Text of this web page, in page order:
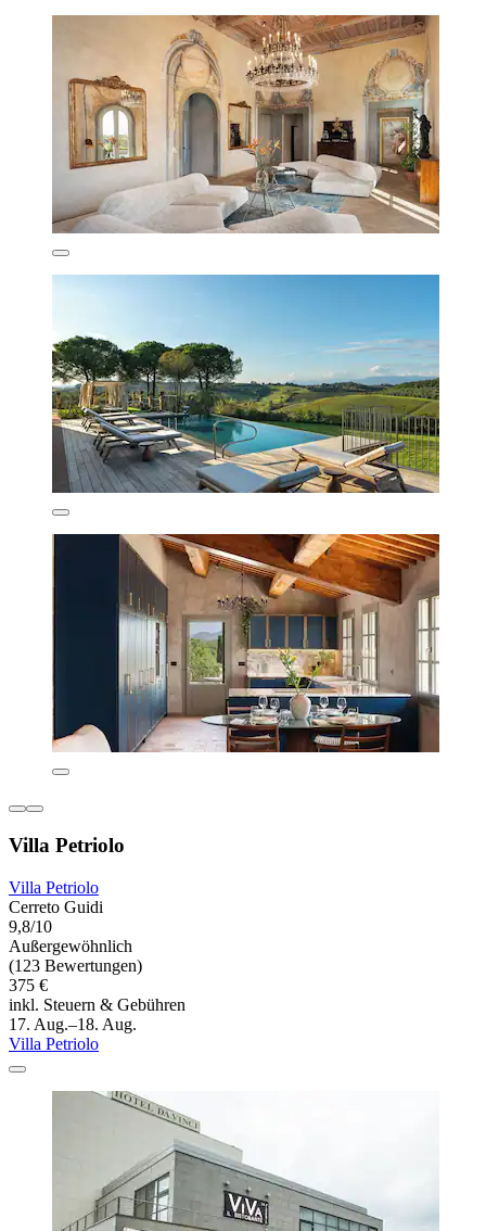
Villa Petriolo
Villa Petriolo
Cerreto Guidi
9,8/10
Außergewöhnlich
(123 Bewertungen)
375 €
inkl. Steuern & Gebühren
17. Aug.–18. Aug.
Villa Petriolo